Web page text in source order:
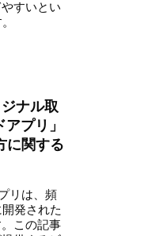
すいとい
ナル取
プリ」
に関する
リは、頻
発された
この記事